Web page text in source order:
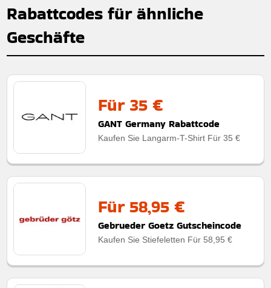
Rabattcodes für ähnliche
Geschäfte
Für 35 €
GANT Germany Rabattcode
Kaufen Sie Langarm-T-Shirt Für 35 €
Für 58,95 €
Gebrueder Goetz Gutscheincode
Kaufen Sie Stiefeletten Für 58,95 €